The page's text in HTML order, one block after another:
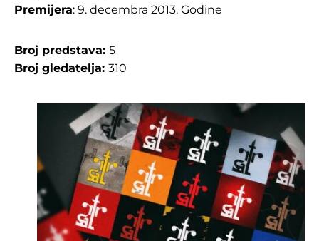
Premijera: 9. decembra 2013. Godine
Broj predstava: 5
Broj gledatelja: 310